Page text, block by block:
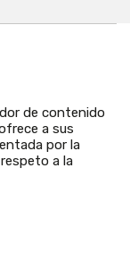
de contenido
a sus
por la
a la